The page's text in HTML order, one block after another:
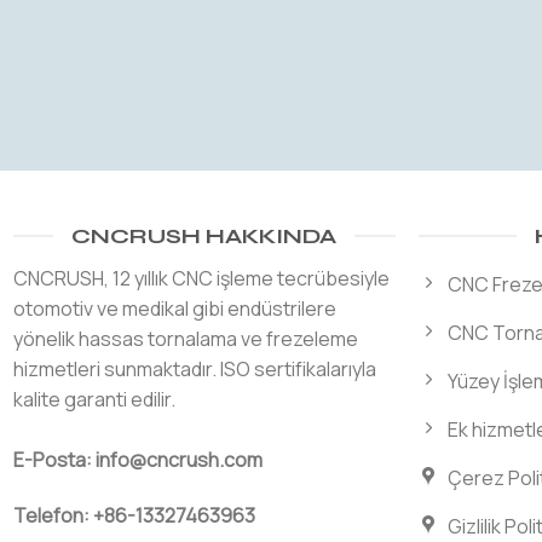
CNCRUSH HAKKINDA
CNCRUSH, 12 yıllık CNC işleme tecrübesiyle
otomotiv ve medikal gibi endüstrilere
yönelik hassas tornalama ve frezeleme
hizmetleri sunmaktadır. ISO sertifikalarıyla
kalite garanti edilir.
E-Posta: info@cncrush.com
Telefon: +86-13327463963
CNC
CNC
Yüzey
Ek
Çerez
Gizlilik